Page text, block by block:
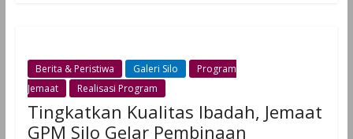
Berita & Peristiwa Galeri Silo
Program
Jemaat
Realisasi Program
Tingkatkan Kualitas Ibadah, Jemaat
GPM Silo Gelar Pembinaan